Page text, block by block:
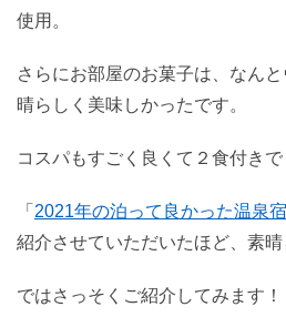
使用。
さらにお部屋のお菓子は、なん
晴らしく美味しかったです。
コスパもすごく良くて２食付き
「 2021年の泊って良かった温泉
紹介させていただいたほど、素晴
ではさっそくご紹介してみます！